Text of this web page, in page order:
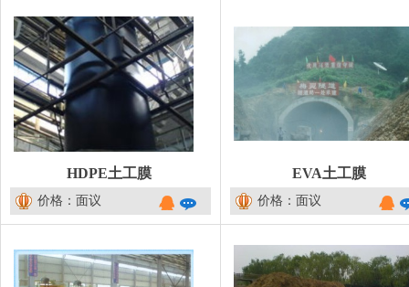
HDPE土工膜
价格：面议
EVA土工膜
价格：面议